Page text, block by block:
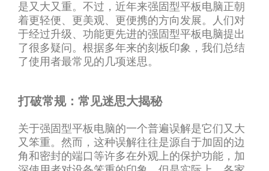
是又大又重。不过，近年来强固型平板电脑正朝
着更轻便、更美观、更便携的方向发展。人们对
于经过升级、功能更先进的强固型平板电脑提出
了很多疑问。根据多年来的刻板印象，我们总结
了使用者最常见的几项迷思。
打破常规：常见迷思大揭秘
关于强固型平板电脑的一个普遍误解是它们又大
又笨重。然而，这种误解往往是源自于加固的边
角和密封的端口等许多在外观上的保护功能，加